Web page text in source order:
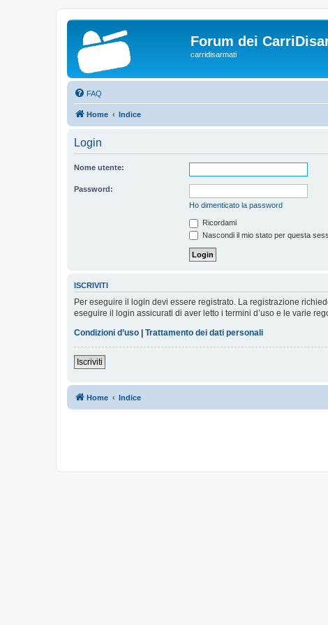
Forum dei
carridisarmati
FAQ
Home Indice
Login
Nome utente:
Password:
Ho dimenticato la password
Ricordami
Nascondi il mio stato per questa
ISCRIVITI
Per eseguire il login devi essere registrato. La registrazione
eseguire il login assicurati di aver letto i termini d’uso e le varie
Condizioni d’uso | Trattamento dei dati personali
Iscriviti
Home Indice